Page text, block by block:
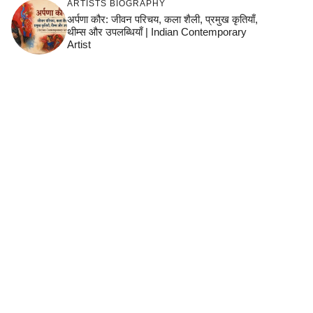
ARTISTS BIOGRAPHY
अर्पणा कौर: जीवन परिचय, कला शैली, प्रमुख कृतियाँ,
थीम्स और उपलब्धियाँ | Indian Contemporary
Artist